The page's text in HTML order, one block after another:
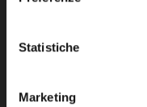
Statistiche
Marketing